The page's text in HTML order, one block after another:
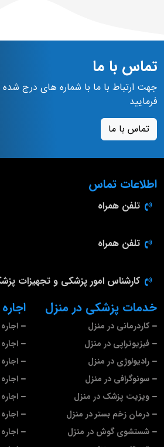
تماس با ما
جهت ارتباط با ما با شماره های درج
فرمایید
تماس با ما
اجاره
خدمات پزشکی در منزل
کاردرمانی در منزل
فیزیوتراپی در منزل
رادیولوژی در منزل
سونوگرافی در منزل
ویزیت پزشک در منزل
درمان زخم بستر در منزل
شستشوی گوش در منزل
اطلاعات تماس
تلفن همراه
تلفن همراه
کارشناس امور پزشکی و تجهیزات